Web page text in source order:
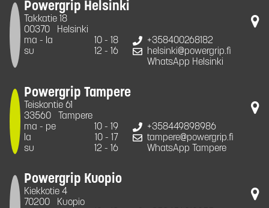
Powergrip Helsinki
Takkatie 18
00370
Helsinki
ma - la
10 - 18
su
12 - 16
+358400268182
helsinki@powergrip.fi
WhatsApp Helsinki
Powergrip Tampere
Teiskontie 61
33560
Tampere
ma - pe
10 - 19
la
10 - 17
su
12 - 16
+358449898986
tampere@powergrip.fi
WhatsApp Tampere
Powergrip Kuopio
Kiekkotie 4
70200
Kuopio